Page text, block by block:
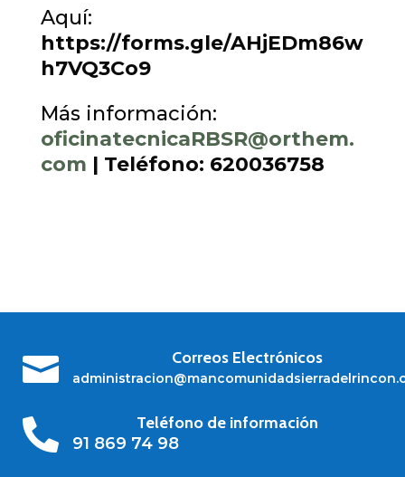
Aquí:
https://forms.gle/AHjEDm86w
h7VQ3Co9
Más información:
oficinatecnicaRBSR@orthem.
com | Teléfono: 620036758
 Correos Electrónicos

Teléfono de información
91 869 74 98